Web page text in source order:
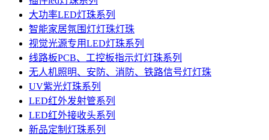
大功率LED灯珠系列
智能家居氛围灯灯珠灯珠
视觉光源专用LED灯珠系列
线路板PCB、工控板指示灯灯珠系列
无人机照明、安防、消防、铁路信号灯灯珠
UV紫光灯珠系列
LED红外发射管系列
LED红外接收头系列
新品定制灯珠系列